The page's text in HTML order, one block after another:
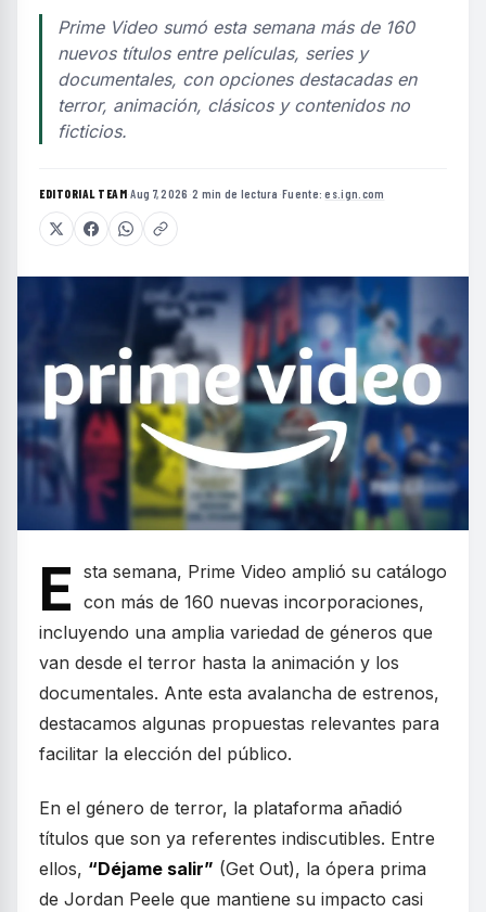
Prime Video sumó esta semana más de 160
nuevos títulos entre películas, series y
documentales, con opciones destacadas en
terror, animación, clásicos y contenidos no
ficticios.
EDITORIAL TEAM·Aug 7, 2026 ·2 min de lectura ·Fuente:es.ign.com
E sta semana, Prime Video amplió su catálogo
con más de 160 nuevas incorporaciones,
incluyendo una amplia variedad de géneros que
van desde el terror hasta la animación y los
documentales. Ante esta avalancha de estrenos,
destacamos algunas propuestas relevantes para
facilitar la elección del público.
En el género de terror, la plataforma añadió
títulos que son ya referentes indiscutibles. Entre
ellos, “Déjame salir” (Get Out), la ópera prima
de Jordan Peele que mantiene su impacto casi